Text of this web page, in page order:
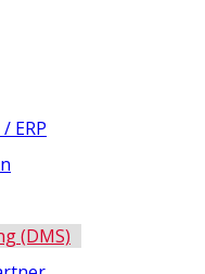
ERP
(DMS)